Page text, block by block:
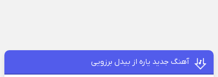
آهنگ جدید یاره از بیدل برزویی